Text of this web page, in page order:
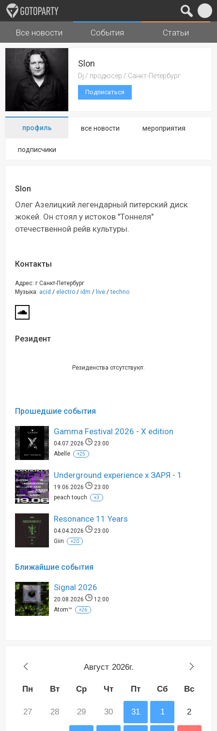
Города Музыка
Все новости События Статьи
Slon
Dj / продюсер / Санкт-Петербург
Подписаться
профиль все новости мероприятия
подписчики
Slon
Олег Азелицкий легендарный питерский диск
жокей. Он стоял у истоков "Тоннеля"
отечественной рейв культуры.
Контакты
Адрес: г Санкт-Петербург
Музыка: acid / electro / idm / live /techno
Резидент
Резиденства отсутствуют.
Прошедшие события
Gamma Festival 2026 - X edition
04.07.2026
23:00
Abelle
+25
Underground experience x ЗАРЯ - 1
19.06.2026
23:00
peach touch
+3
Resonance 11 Years
04.04.2026
23:00
Giin
+20
Ближайшие события
Signal 2026
20.08.2026
12:00
Atom™
+26
Август 2026г.
Пн Вт Ср Чт Пт Сб Вс
27 28 29 30 31 1 2